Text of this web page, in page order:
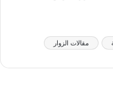
مقالات الزوار